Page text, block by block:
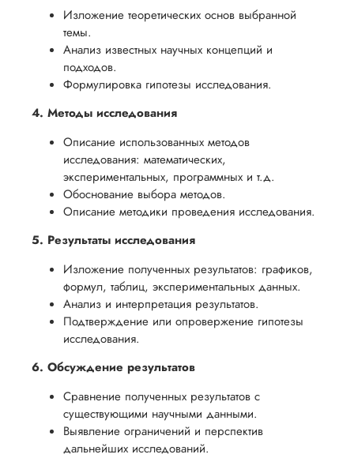
Изложение теоретических основ выбранной
темы.
Анализ известных научных концепций и
подходов.
Формулировка гипотезы исследования.
4. Методы исследования
Описание использованных методов
исследования: математических,
экспериментальных, программных и т.д.
Обоснование выбора методов.
Описание методики проведения исследования.
5. Результаты исследования
Изложение полученных результатов: графиков,
формул, таблиц, экспериментальных данных.
Анализ и интерпретация результатов.
Подтверждение или опровержение гипотезы
исследования.
6. Обсуждение результатов
Сравнение полученных результатов с
существующими научными данными.
Выявление ограничений и перспектив
дальнейших исследований.